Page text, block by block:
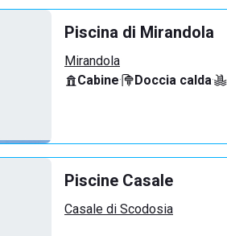
Piscina di Mirandola
Mirandola
Cabine· Doccia calda·
Piscine Casale
Casale di Scodosia